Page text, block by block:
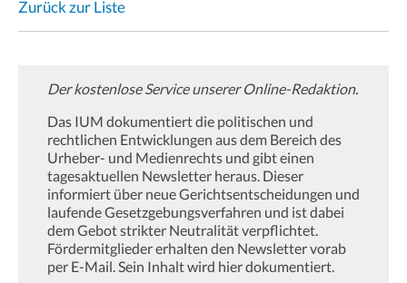
Zurück zur Liste
Der kostenlose Service unserer Online-Redaktion.
Das IUM dokumentiert die politischen und
rechtlichen Entwicklungen aus dem Bereich des
Urheber- und Medienrechts und gibt einen
tagesaktuellen Newsletter heraus. Dieser
informiert über neue Gerichtsentscheidungen und
laufende Gesetzgebungsverfahren und ist dabei
dem Gebot strikter Neutralität verpflichtet.
Fördermitglieder erhalten den Newsletter vorab
per E-Mail. Sein Inhalt wird hier dokumentiert.